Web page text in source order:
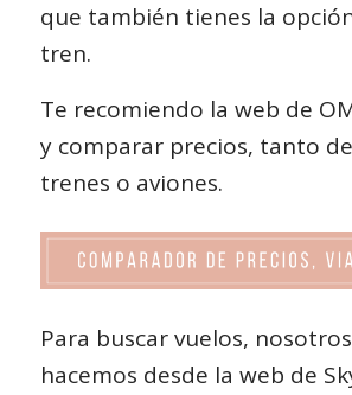
que también tienes la
tren.
Te recomiendo la web de
y comparar precios, tanto
trenes o aviones.
Para buscar vuelos,
hacemos desde la web de